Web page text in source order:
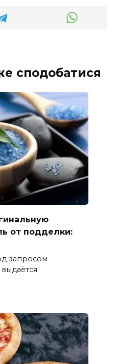
сподобатися
от подделки:
запросом